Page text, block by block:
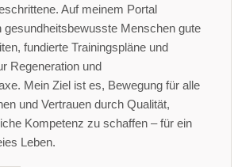
Auf meinem Portal
gesundheitsbewusste Menschen gute
fundierte Trainingspläne und
Regeneration und
Mein Ziel ist es, Bewegung für alle
und Vertrauen durch Qualität,
Kompetenz zu schaffen – für ein
Leben.